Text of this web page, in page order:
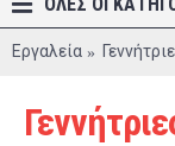
Εργαλεία